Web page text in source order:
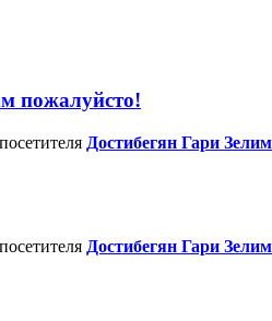
пожалуйсто!
Достибегян Гари
Достибегян Гари